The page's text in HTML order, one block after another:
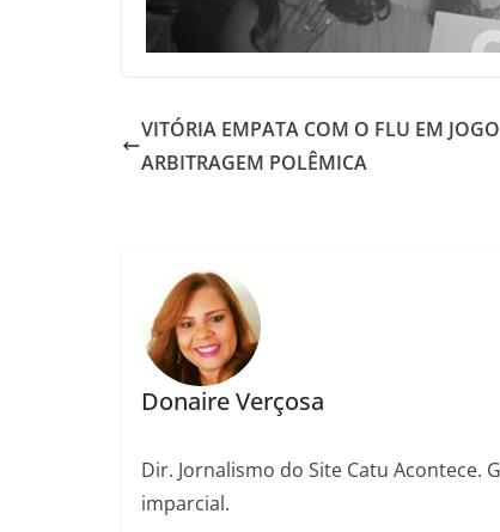
VITÓRIA EMPATA COM O FLU EM
ARBITRAGEM POLÊMICA
Donaire Verçosa
Dir. Jornalismo do Site Catu Acontece.
imparcial.